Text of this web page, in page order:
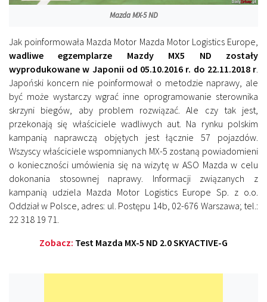
Mazda MX-5 ND
Jak poinformowała Mazda Motor Mazda Motor Logistics Europe,
wadliwe egzemplarze Mazdy MX5 ND zostały
wyprodukowane w Japonii od 05.10.2016 r. do 22.11.2018 r.
Japoński koncern nie poinformował o metodzie naprawy, ale
być może wystarczy wgrać inne oprogramowanie sterownika
skrzyni biegów, aby problem rozwiązać. Ale czy tak jest,
przekonają się właściciele wadliwych aut. Na rynku polskim
kampanią naprawczą objętych jest łącznie 57 pojazdów.
Wszyscy właściciele wspomnianych MX-5 zostaną powiadomieni
o konieczności umówienia się na wizytę w ASO Mazda w celu
dokonania stosownej naprawy. Informacji związanych z
kampanią udziela Mazda Motor Logistics Europe Sp. z o.o.
Oddział w Polsce, adres: ul. Postępu 14b, 02-676 Warszawa; tel.:
22 318 19 71.
Zobacz: Test Mazda MX-5 ND 2.0 SKYACTIVE-G